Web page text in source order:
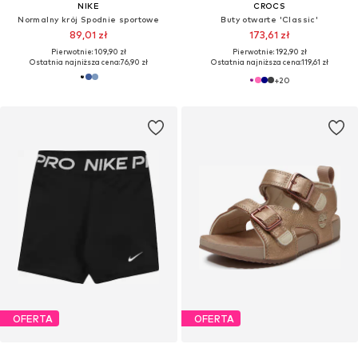
NIKE
Normalny krój Spodnie sportowe
89,01 zł
Pierwotnie: 109,90 zł
Ostatnia najniższa cena:76,90 zł
CROCS
Buty otwarte 'Classic'
173,61 zł
Pierwotnie: 192,90 zł
Ostatnia najniższa cena:119,61 zł
+20
OFERTA OFERTA